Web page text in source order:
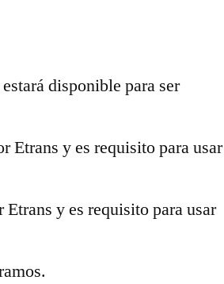
disponible para ser
Etrans y es requisito para usar
y es requisito para usar